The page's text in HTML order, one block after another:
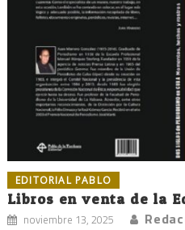
EDITORIAL PABLO
Libros en venta de la
noviembre 13, 2025